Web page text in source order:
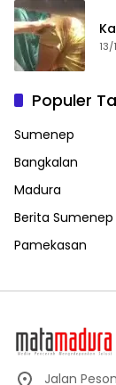
Populer
Sumenep
Bangkalan
Madura
Berita Sumenep
Pamekasan
Jalan